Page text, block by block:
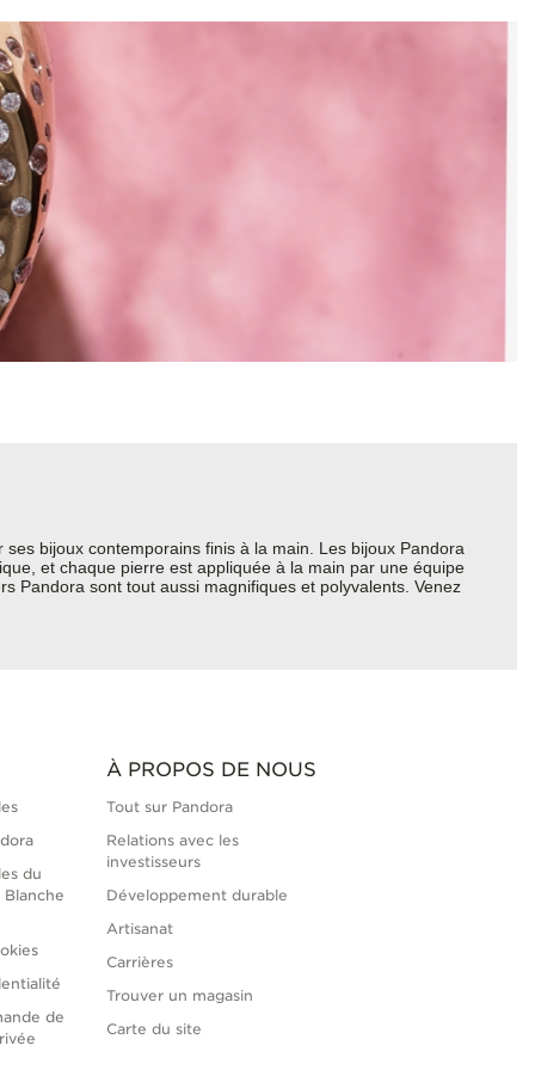
bijoux contemporains finis à la main. Les bijoux Pandora
et chaque pierre est appliquée à la main par une équipe
Pandora sont tout aussi magnifiques et polyvalents. Venez
du
Blanche
de
À PROPOS DE NOUS
Tout sur Pandora
Relations avec les
investisseurs
Développement durable
Artisanat
Carrières
Trouver un magasin
Carte du site